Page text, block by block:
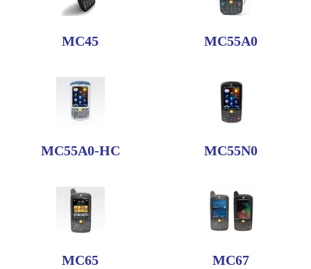
MC45 MC55A0
MC55A0-HC MC55N0
MC65 MC67